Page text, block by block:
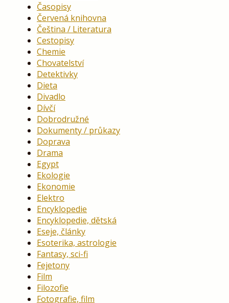
Časopisy
Červená knihovna
Čeština / Literatura
Cestopisy
Chemie
Chovatelství
Detektivky
Dieta
Divadlo
Dívčí
Dobrodružné
Dokumenty / průkazy
Doprava
Drama
Egypt
Ekologie
Ekonomie
Elektro
Encyklopedie
Encyklopedie, dětská
Eseje, články
Esoterika, astrologie
Fantasy, sci-fi
Fejetony
Film
Filozofie
Fotografie, film